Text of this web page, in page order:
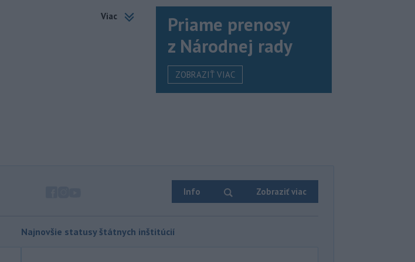
Vo štvrtok (6. 8.) má byť na
Viac
Priame prenosy
z Národnej rady
ZOBRAZIŤ VIAC
Info Zobraziť viac
Najnovšie statusy štátnych inštitúcií